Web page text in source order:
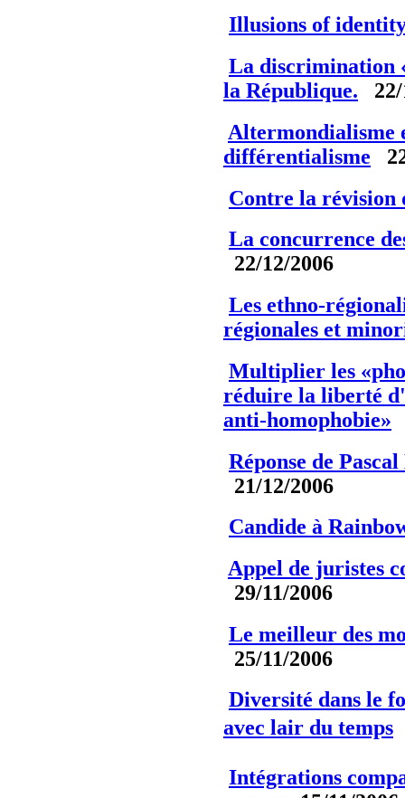
Illusions of
La discrimination
la République.
Altermondialisme
différentialisme
Contre la révision
La concurrence
22/12/2006
Les ethno-
régionales et
Multiplier les
réduire la liberté
anti-homophobie»
Réponse de
21/12/2006
Candide à
Appel de juristes
29/11/2006
Le meilleur des
25/11/2006
Diversité dans le
avec lair du temps
Intégrations